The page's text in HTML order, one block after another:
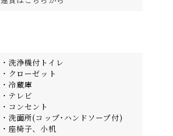
・洗浄機付トイレ
・クローゼット
・冷蔵庫
・テレビ
・コンセント
・洗面所(コップ･ハンドソープ付)
・座椅子、小机